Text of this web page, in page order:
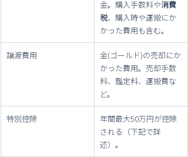
金。購入手数料や消費
税、購入時や運搬にか
かった費用も含む。
譲渡費用
金(ゴールド)の売却にか
かった費用。売却手数
料、鑑定料、運搬費な
ど。
特別控除
年間最大50万円が控除
される（下記で詳
述）。